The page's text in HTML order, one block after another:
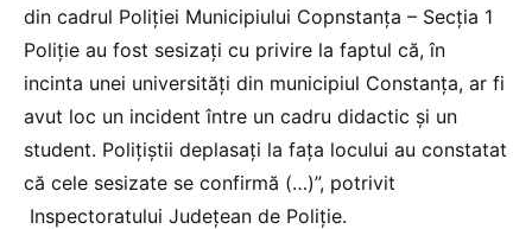
din cadrul Poliției Municipiului Copnstanța – Secția 1
Poliție au fost sesizați cu privire la faptul că, în
incinta unei universități din municipiul Constanța, ar fi
avut loc un incident între un cadru didactic și un
student. Polițiștii deplasați la fața locului au constatat
că cele sesizate se confirmă (…)”, potrivit
Inspectoratului Județean de Poliție.